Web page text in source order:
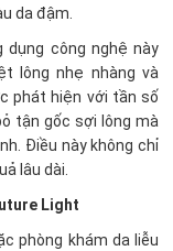
da đậm.
dụng công nghệ này
lông nhẹ nhàng và
phát hiện với tần số
tận gốc sợi lông mà
Điều này không chỉ
lâu dài.
Light
phòng khám da liễu